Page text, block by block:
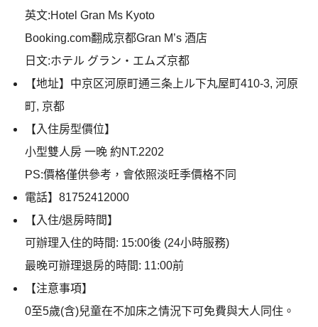
英文:Hotel Gran Ms Kyoto
Booking.com翻成京都Gran M’s 酒店
日文:ホテル グラン・エムズ京都
【地址】中京区河原町通三条上ル下丸屋町410-3, 河原
町, 京都
【入住房型價位】
小型雙人房 一晚 約NT.2202
PS:價格僅供參考，會依照淡旺季價格不同
電話】81752412000
【入住/退房時間】
可辦理入住的時間: 15:00後 (24小時服務)
最晚可辦理退房的時間: 11:00前
【注意事項】
0至5歲(含)兒童在不加床之情況下可免費與大人同住。